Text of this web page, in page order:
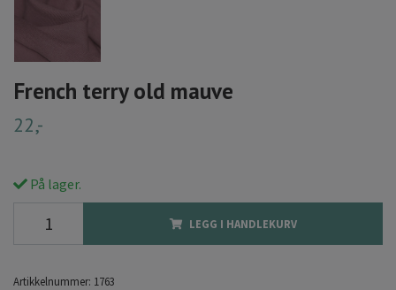
French terry old mauve
22,-
På lager.
LEGG I HANDLEKURV
Artikkelnummer: 1763